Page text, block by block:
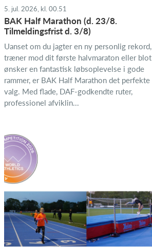
5. jul. 2026, kl. 00.51
BAK Half Marathon (d. 23/8.
Tilmeldingsfrist d. 3/8)
Uanset om du jagter en ny personlig rekord,
træner mod dit første halvmaraton eller blot
ønsker en fantastisk løbsoplevelse i gode
rammer, er BAK Half Marathon det perfekte
valg. Med flade, DAF-godkendte ruter,
professionel afviklin...